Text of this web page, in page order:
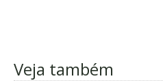
Veja também